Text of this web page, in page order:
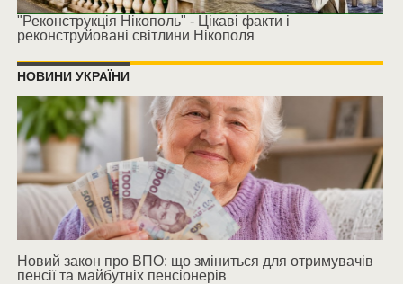
"Реконструкція Нікополь" - Цікаві факти і
реконструйовані світлини Нікополя
НОВИНИ УКРАЇНИ
Новий закон про ВПО: що зміниться для отримувачів
пенсії та майбутніх пенсіонерів